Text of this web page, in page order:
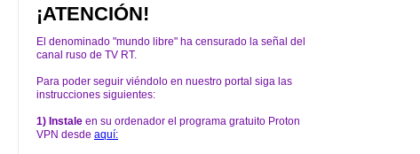
¡ATENCIÓN!
El denominado "mundo libre" ha censurado la señal del
canal ruso de TV RT.
Para poder seguir viéndolo en nuestro portal siga las
instrucciones siguientes:
1) Instale en su ordenador el programa gratuito Proton
VPN desde aquí: